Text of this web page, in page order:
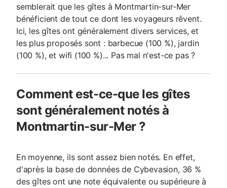
semblerait que les gîtes à Montmartin-sur-Mer
bénéficient de tout ce dont les voyageurs rêvent.
Ici, les gîtes ont généralement divers services, et
les plus proposés sont : barbecue (100 %), jardin
(100 %), et wifi (100 %)... Pas mal n'est-ce pas ?
Comment est-ce-que les gîtes
sont généralement notés à
Montmartin-sur-Mer ?
En moyenne, ils sont assez bien notés. En effet,
d'après la base de données de Cybevasion, 36 %
des gîtes ont une note équivalente ou supérieure à